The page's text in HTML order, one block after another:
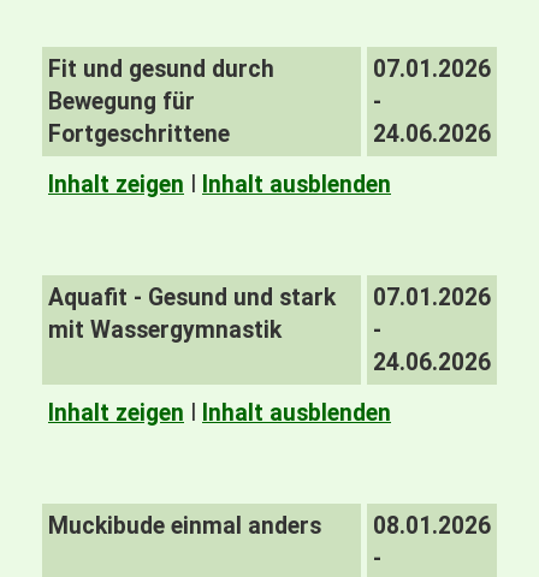
Fit und gesund durch
Bewegung für
Fortgeschrittene
07.01.2026
-
24.06.2026
Inhalt zeigen
Inhalt ausblenden
Aquafit - Gesund und stark
mit Wassergymnastik
07.01.2026
-
24.06.2026
Inhalt zeigen
Inhalt ausblenden
Muckibude einmal anders
08.01.2026
-